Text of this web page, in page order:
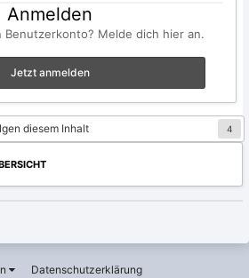
Anmelden
Benutzerkonto? Melde dich hier an.
Jetzt anmelden
diesem Inhalt 4
Datenschutzerklärung